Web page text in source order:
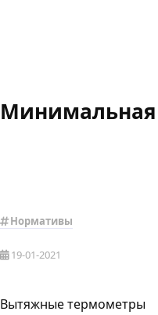
Минимальная
Нормативы
19-01-2021
Вытяжные термометры